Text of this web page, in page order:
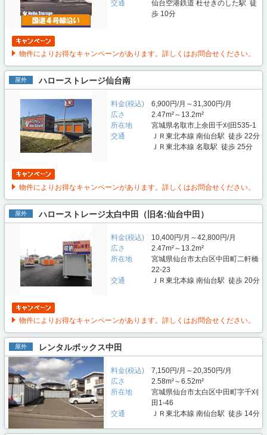
交通
仙台空港鉄道 杜せきのした駅 徒
歩 10分
物件によりお得なキャンペーンがあります。詳しくはお問合せください。
屋外 ハローストレージ仙台南
料金(税込)
6,900円/月～31,300円/月
広さ
2.47m²～13.2m²
所在地
宮城県名取市上余田千刈田535-1
交通
ＪＲ東北本線 南仙台駅 徒歩 22分
ＪＲ東北本線 名取駅 徒歩 25分
物件によりお得なキャンペーンがあります。詳しくはお問合せください。
屋外 ハローストレージ太白中田（旧名:仙台中田）
料金(税込)
10,400円/月～42,800円/月
広さ
2.47m²～13.2m²
所在地
宮城県仙台市太白区中田町二軒橋
22-23
交通
ＪＲ東北本線 南仙台駅 徒歩 20分
物件によりお得なキャンペーンがあります。詳しくはお問合せください。
屋外 レンタルボックス中田
料金(税込)
7,150円/月～20,350円/月
広さ
2.58m²～6.52m²
所在地
宮城県仙台市太白区中田町字千刈
田1-46
交通
ＪＲ東北本線 南仙台駅 徒歩 14分